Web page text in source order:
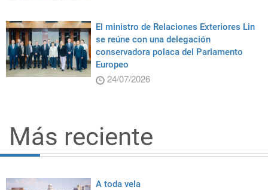
El ministro de Relaciones Exteriores Lin
se reúne con una delegación
conservadora polaca del Parlamento
Europeo
24/07/2026
Más reciente
A toda vela